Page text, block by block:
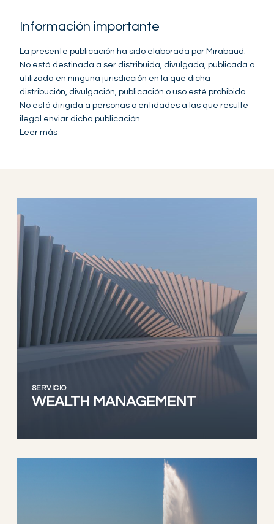
Información importante
La presente publicación ha sido elaborada por Mirabaud.
No está destinada a ser distribuida, divulgada, publicada o
utilizada en ninguna jurisdicción en la que dicha
distribución, divulgación, publicación o uso esté prohibido.
No está dirigida a personas o entidades a las que resulte
ilegal enviar dicha publicación.
Leer más
SERVICIO
WEALTH MANAGEMENT